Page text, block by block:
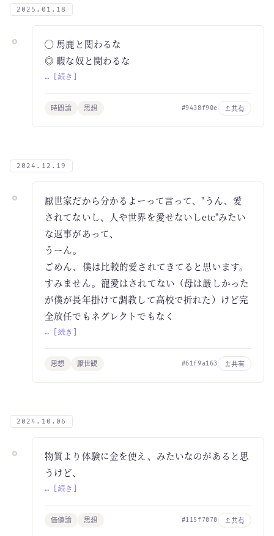
2025.01.18
◯ 馬鹿と関わるな
◎ 暇な奴と関わるな
… [続き]
時間論 思想 #9438f90e 共有
2024.12.19
厭世家だから分かるよーって言って、"うん、愛
されてないし、人や世界を愛せないしetc"みたい
な返事があって、
うーん。
ごめん、僕は比較的愛されてきてると思います。
すみません。寵愛はされてない（母は厳しかった
が僕が長年掛けて調教して高校で折れた）けど完
全放任でもネグレクトでもなく
… [続き]
思想 厭世観 #61f9a163 共有
2024.10.06
物質より体験に金を使え、みたいなのがあると思
うけど、
… [続き]
価値論 思想 #115f7070 共有